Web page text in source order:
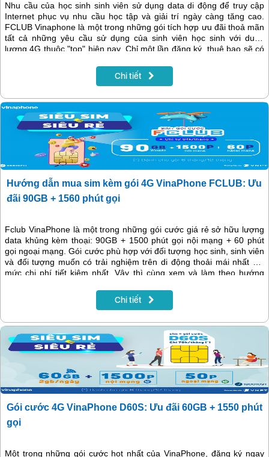
Nhu cầu của học sinh sinh viên sử dụng data di động để truy cập
Internet phục vụ nhu cầu học tập và giải trí ngày càng tăng cao.
FCLUB Vinaphone là một trong những gói tích hợp ưu đãi thoả mãn
tất cả những yêu cầu sử dụng của sinh viên học sinh với dung
lượng 4G thuộc "top" hiện nay. Chỉ một lần đăng ký, thuê bao sẽ có
tốc độ cao. Đồng hành cùng sinh viên quay lại trường học, hay tìm
hiểu ngay cách đăng ký gói cước này nhé!
Chi tiết
Hướng dẫn mua sim kèm gói 4G VinaPhone FCLUB: Ưu
đãi 90GB + 1560 phút gọi
Fclub VinaPhone là một trong những gói cước giá rẻ sở hữu lượng
data khủng kèm thoại: 90GB + 1500 phút gọi nội mạng + 60 phút
gọi ngoại mạng. Gói cước phù hợp với đối tượng học sinh, sinh viên
và đối tượng muốn có trải nghiệm trên di động thoải mái nhất với
mức chi phí tiết kiệm nhất. Vậy thì cùng xem và làm theo hướng
Chi tiết
Gói cước 4G VinaPhone D60S: Ưu đãi 60GB + 1550 phút
gọi
Một trong những gói cước hot nhất của VinaPhone, đăng ký ngay